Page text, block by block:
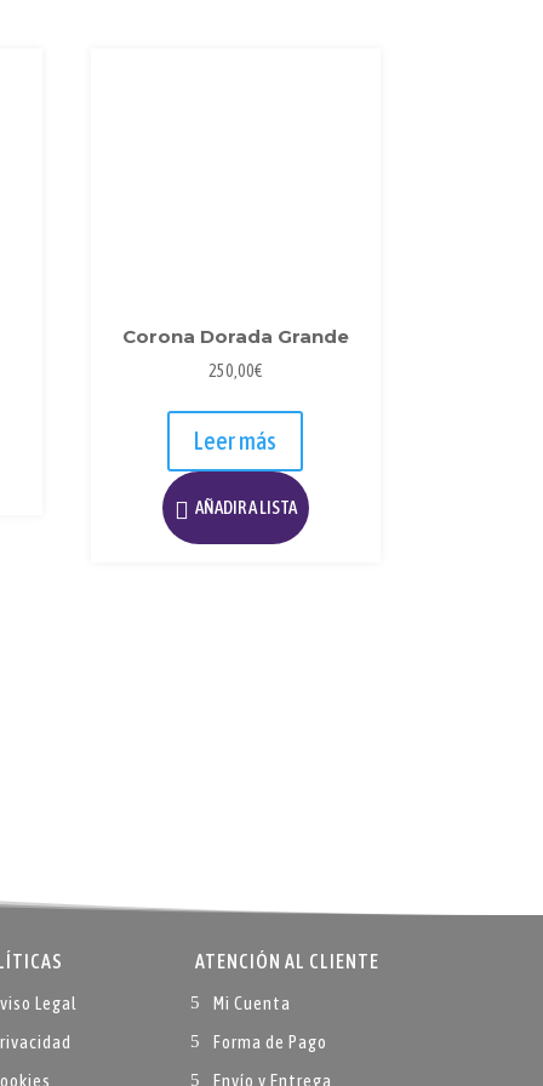
Corona Dorada Grande
250,00€
Leer más
AÑADIR A LISTA
Legal
ATENCIÓN AL CLIENTE
Mi Cuenta
Forma de Pago
Envío y Entrega